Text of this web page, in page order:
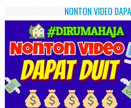
NONTON VIDEO